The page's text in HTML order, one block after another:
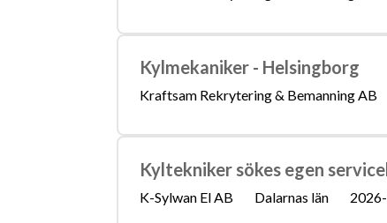
Kylmekaniker - Helsingborg
Kraftsam Rekrytering & Bemanning AB
Kyltekniker sökes egen
K-Sylwan El AB Dalarnas län